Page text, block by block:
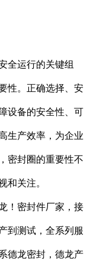
全运行的关键组
性。正确选择、安
设备的安全性、可
生产效率，为企业
密封圈的重要性不
关注。
！密封件厂家，接
到测试，全系列服
德龙密封，德龙产